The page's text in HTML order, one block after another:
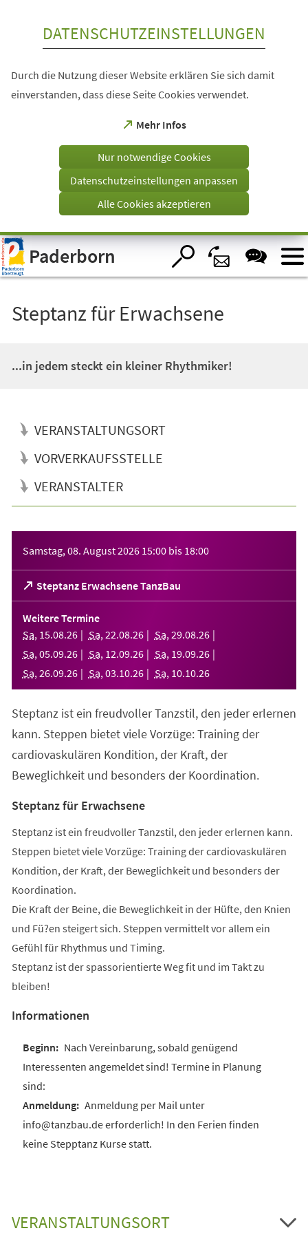
Visuelle
Assistenzsoftware
öffnen.
DATENSCHUTZEINSTELLUNGEN
Durch die Nutzung dieser Website erklären Sie sich damit
einverstanden, dass diese Seite Cookies verwendet.
Mehr Infos
(Öffnet
einem
Tab)
Nur notwendige Cookies
Datenschutzeinstellungen anpassen
Alle Cookies akzeptieren
Paderborn
Steptanz für Erwachsene
...in jedem steckt ein kleiner Rhythmiker!
VERANSTALTUNGSORT
VORVERKAUFSSTELLE
VERANSTALTER
Samstag, 08. August 2026 15:00 bis 18:00
Steptanz Erwachsene TanzBau
(Öffnet
in
einem
neuen
Tab)
Weitere Termine
Sa, 15.08.26 Sa, 22.08.26 Sa, 29.08.26
Sa, 05.09.26 Sa, 12.09.26 Sa, 19.09.26
Sa, 26.09.26 Sa, 03.10.26 Sa, 10.10.26
Steptanz ist ein freudvoller Tanzstil, den jeder erlernen
kann. Steppen bietet viele Vorzüge: Training der
cardiovaskulären Kondition, der Kraft, der
Beweglichkeit und besonders der Koordination.
Steptanz für Erwachsene
Steptanz ist ein freudvoller Tanzstil, den jeder erlernen kann.
Steppen bietet viele Vorzüge: Training der cardiovaskulären
Kondition, der Kraft, der Beweglichkeit und besonders der
Koordination.
Die Kraft der Beine, die Beweglichkeit in der Hüfte, den Knien
und Fü?en steigert sich. Steppen vermittelt vor allem ein
Gefühl für Rhythmus und Timing.
Steptanz ist der spassorientierte Weg fit und im Takt zu
bleiben!
Informationen
Nach Vereinbarung, sobald genügend
Interessenten angemeldet sind! Termine in Planung
sind:
Anmeldung per Mail unter
info@tanzbau.de erforderlich! In den Ferien finden
keine Stepptanz Kurse statt.
VERANSTALTUNGSORT